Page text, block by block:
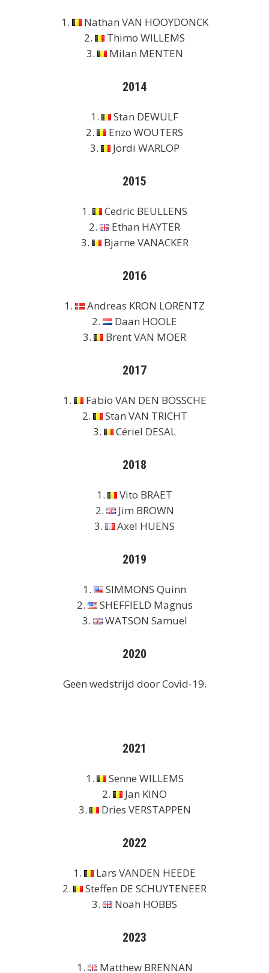
1.
Nathan VAN HOOYDONCK
2.
Thimo WILLEMS
3.
Milan MENTEN
2014
1.
Stan DEWULF
2.
Enzo WOUTERS
3.
Jordi WARLOP
2015
1.
Cedric BEULLENS
2.
Ethan HAYTER
3.
Bjarne VANACKER
2016
1.
Andreas KRON LORENTZ
2.
Daan HOOLE
3.
Brent VAN MOER
2017
1.
Fabio VAN DEN BOSSCHE
2.
Stan VAN TRICHT
3.
Cériel DESAL
2018
1.
Vito BRAET
2.
Jim BROWN
3.
Axel HUENS
2019
1.
SIMMONS Quinn
2.
SHEFFIELD Magnus
3.
WATSON Samuel
2020
Geen wedstrijd door Covid-19.
2021
1.
Senne WILLEMS
2.
Jan KINO
3.
Dries VERSTAPPEN
2022
1.
Lars VANDEN HEEDE
2.
Steffen DE SCHUYTENEER
3.
Noah HOBBS
2023
1. Matthew BRENNAN